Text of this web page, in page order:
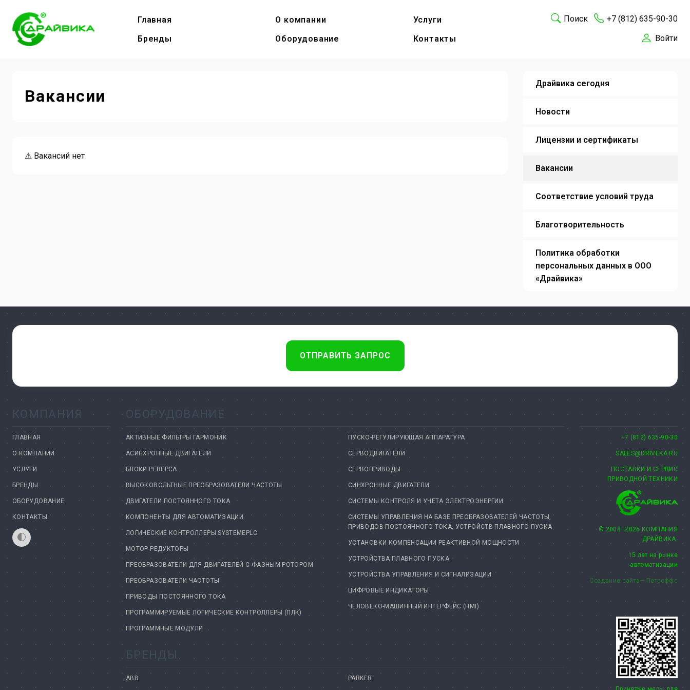
Главная О компании
Услуги
Бренды
Оборудование Контакты
Поиск +7 (812) 635-90-30
Войти
Вакансии
⚠ Вакансий нет
Драйвика сегодня
Новости
Лицензии и сертификаты
Вакансии
Соответствие условий труда
Благотворительность
Политика обработки
персональных данных в ООО
«Драйвика»
ОТПРАВИТЬ ЗАПРОС
КОМПАНИЯ
ГЛАВНАЯ
О КОМПАНИИ
УСЛУГИ
БРЕНДЫ
ОБОРУДОВАНИЕ
КОНТАКТЫ
ОБОРУДОВАНИЕ
АКТИВНЫЕ ФИЛЬТРЫ ГАРМОНИК
АСИНХРОННЫЕ ДВИГАТЕЛИ
БЛОКИ РЕВЕРСА
ВЫСОКОВОЛЬТНЫЕ ПРЕОБРАЗОВАТЕЛИ ЧАСТОТЫ
ДВИГАТЕЛИ ПОСТОЯННОГО ТОКА
КОМПОНЕНТЫ ДЛЯ АВТОМАТИЗАЦИИ
ЛОГИЧЕСКИЕ КОНТРОЛЛЕРЫ SYSTEMEPLC
МОТОР-РЕДУКТОРЫ
ПРЕОБРАЗОВАТЕЛИ ДЛЯ ДВИГАТЕЛЕЙ С ФАЗНЫМ РОТОРОМ
ПРЕОБРАЗОВАТЕЛИ ЧАСТОТЫ
ПРИВОДЫ ПОСТОЯННОГО ТОКА
ПРОГРАММИРУЕМЫЕ ЛОГИЧЕСКИЕ КОНТРОЛЛЕРЫ (ПЛК)
ПРОГРАММНЫЕ МОДУЛИ
ПУСКО-РЕГУЛИРУЮЩАЯ АППАРАТУРА
СЕРВОДВИГАТЕЛИ
СЕРВОПРИВОДЫ
СИНХРОННЫЕ ДВИГАТЕЛИ
СИСТЕМЫ КОНТРОЛЯ И УЧЕТА ЭЛЕКТРОЭНЕРГИИ
СИСТЕМЫ УПРАВЛЕНИЯ НА БАЗЕ ПРЕОБРАЗОВАТЕЛЕЙ ЧАСТОТЫ,
ПРИВОДОВ ПОСТОЯННОГО ТОКА, УСТРОЙСТВ ПЛАВНОГО ПУСКА
УСТАНОВКИ КОМПЕНСАЦИИ РЕАКТИВНОЙ МОЩНОСТИ
УСТРОЙСТВА ПЛАВНОГО ПУСКА
УСТРОЙСТВА УПРАВЛЕНИЯ И СИГНАЛИЗАЦИИ
ЦИФРОВЫЕ ИНДИКАТОРЫ
ЧЕЛОВЕКО-МАШИННЫЙ ИНТЕРФЕЙС (HMI)
БРЕНДЫ
ABB PARKER
+7 (812) 635-90-30
SALES@DRIVEKA.RU
ПОСТАВКИ И СЕРВИС
ПРИВОДНОЙ ТЕХНИКИ
© 2008–2026 КОМПАНИЯ
ДРАЙВИКА.
15 лет на рынке
автоматизации
Создание сайта— Петроффс